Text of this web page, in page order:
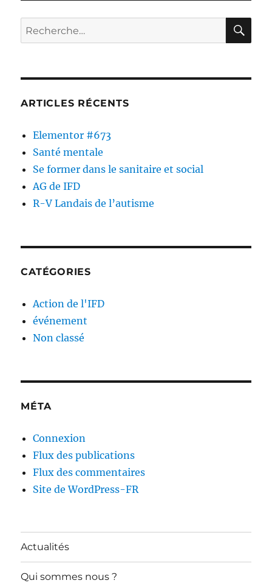
ARTICLES RÉCENTS
Elementor #673
Santé mentale
Se former dans le sanitaire et social
AG de IFD
R-V Landais de l’autisme
CATÉGORIES
Action de l'IFD
événement
Non classé
MÉTA
Connexion
Flux des publications
Flux des commentaires
Site de WordPress-FR
Actualités
Qui sommes nous ?